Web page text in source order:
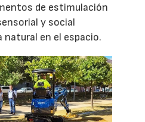
de estimulación
y social
en el espacio.